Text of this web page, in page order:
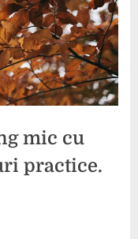
mic cu
practice.